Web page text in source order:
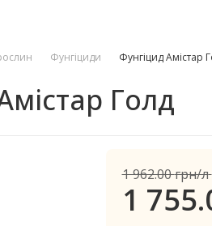
Фунгіциди Фунгіцид Амістар
Голд
1 962.00грн/л
1